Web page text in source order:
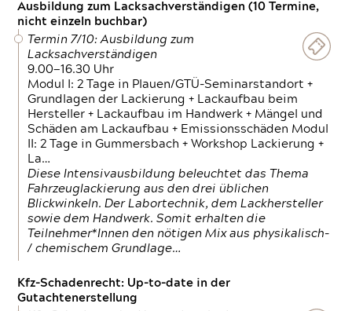
Ausbildung zum Lacksachverständigen (10 Termine,
nicht einzeln buchbar)
Termin 7/10: Ausbildung zum
Lacksachverständigen
9.00—16.30 Uhr
Modul I: 2 Tage in Plauen/GTÜ-Seminarstandort +
Grundlagen der Lackierung + Lackaufbau beim
Hersteller + Lackaufbau im Handwerk + Mängel und
Schäden am Lackaufbau + Emissionsschäden Modul
II: 2 Tage in Gummersbach + Workshop Lackierung +
La…
Diese Intensivausbildung beleuchtet das Thema
Fahrzeuglackierung aus den drei üblichen
Blickwinkeln. Der Labortechnik, dem Lackhersteller
sowie dem Handwerk. Somit erhalten die
Teilnehmer*Innen den nötigen Mix aus physikalisch-
/ chemischem Grundlage…
Kfz-Schadenrecht: Up-to-date in der
Gutachtenerstellung